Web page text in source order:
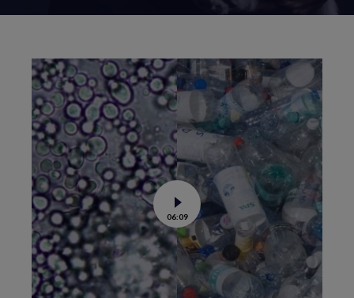
Voir
la
vidéo
de
Des
plastiques
du
vivant
06:09